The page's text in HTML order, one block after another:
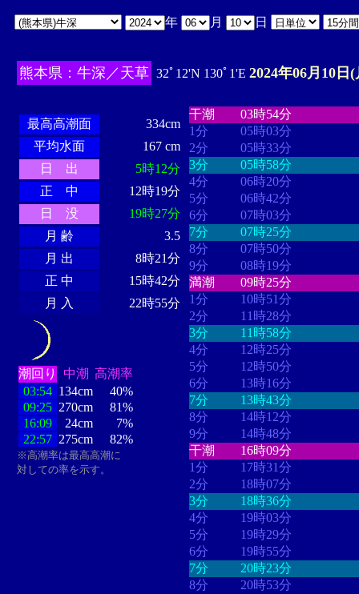
年 月 日
熊本県：牛深／天草 32ﾟ12'N 130ﾟ1'E 2024年06月10日(
最高高潮面
334cm
平均水面
167 cm
日 出
5時12分
正 中
12時19分
日 没
19時27分
月 齢
3.5
月 出
8時21分
正 中
15時42分
月 入
22時55分
潮回り 中潮 高潮率
03:54 134cm
40%
09:25 270cm
81%
16:09
24cm
7%
22:57 275cm 82%
※高潮率は最高高潮に
対しての率を示す。
干潮
03時54分
1分
05時03分
2分
05時33分
3分
05時58分
4分
06時20分
5分
06時42分
6分
07時03分
7分
07時25分
8分
07時50分
9分
08時19分
満潮
09時25分
1分
10時51分
2分
11時28分
3分
11時58分
4分
12時25分
5分
12時50分
6分
13時16分
7分
13時43分
8分
14時12分
9分
14時48分
干潮
16時09分
1分
17時31分
2分
18時07分
3分
18時36分
4分
19時03分
5分
19時29分
6分
19時55分
7分
20時23分
8分
20時53分